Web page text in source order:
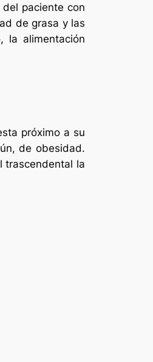
del paciente con
de grasa y las
la alimentación
próximo a su
de obesidad.
trascendental la